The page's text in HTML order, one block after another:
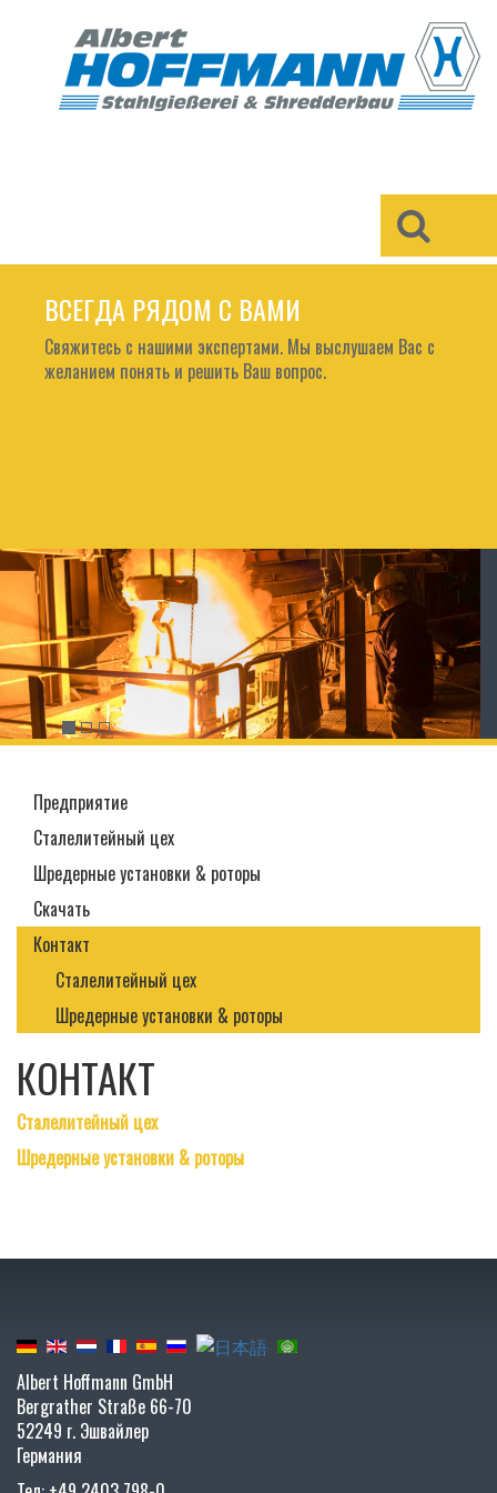
ВСЕГДА РЯДОМ С ВАМИ
Свяжитесь с нашими экспертами. Мы выслушаем Вас с
желанием понять и решить Ваш вопрос.
Предприятие
Сталелитейный цех
Шредерные установки & роторы
Скачать
Контакт
Сталелитейный цех
Шредерные установки & роторы
КОНТАКТ
Сталелитейный цех
Шредерные установки & роторы
Albert Hoffmann GmbH
Bergrather Straße 66-70
52249 г. Эшвайлер
Германия